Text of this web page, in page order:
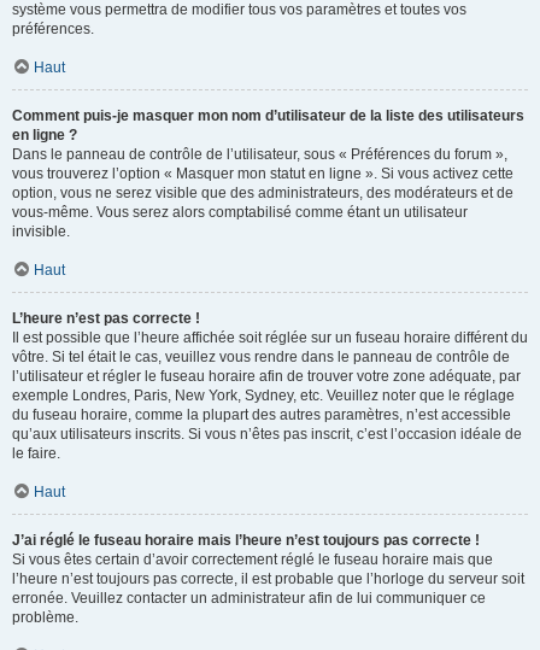
système vous permettra de modifier tous vos paramètres et toutes vos
préférences.
Haut
Comment puis-je masquer mon nom d’utilisateur de la liste des utilisateurs
en ligne ?
Dans le panneau de contrôle de l’utilisateur, sous « Préférences du forum »,
vous trouverez l’option « Masquer mon statut en ligne ». Si vous activez cette
option, vous ne serez visible que des administrateurs, des modérateurs et de
vous-même. Vous serez alors comptabilisé comme étant un utilisateur
invisible.
Haut
L’heure n’est pas correcte !
Il est possible que l’heure affichée soit réglée sur un fuseau horaire différent du
vôtre. Si tel était le cas, veuillez vous rendre dans le panneau de contrôle de
l’utilisateur et régler le fuseau horaire afin de trouver votre zone adéquate, par
exemple Londres, Paris, New York, Sydney, etc. Veuillez noter que le réglage
du fuseau horaire, comme la plupart des autres paramètres, n’est accessible
qu’aux utilisateurs inscrits. Si vous n’êtes pas inscrit, c’est l’occasion idéale de
le faire.
Haut
J’ai réglé le fuseau horaire mais l’heure n’est toujours pas correcte !
Si vous êtes certain d’avoir correctement réglé le fuseau horaire mais que
l’heure n’est toujours pas correcte, il est probable que l’horloge du serveur soit
erronée. Veuillez contacter un administrateur afin de lui communiquer ce
problème.